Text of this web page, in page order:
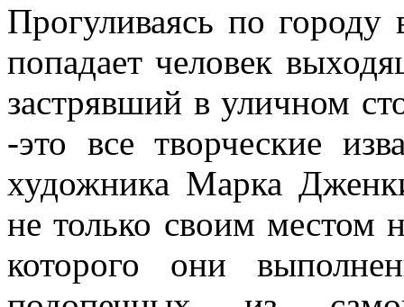
Прогуливаясь по городу
попадает человек
застрявший в уличном
-это все творческие
художника Марка
не только своим местом
которого они